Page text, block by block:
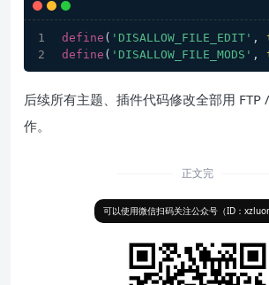
define ( 'DISALLOW_FILE_EDIT' ,
define ( 'DISALLOW_FILE_MODS' ,
后续所有主题、插件代码修改全部用 FTP
作。
正文完
可以使用微信扫码关注公众号（ID：